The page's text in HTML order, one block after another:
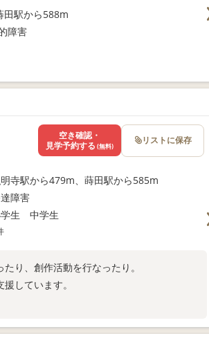
田駅から588m
障害
寺駅から479m、蒔田駅から585m
障害
生 中学生
り、創作活動を行なったり。
しています。
空き確認・
見学予約する (無料) リストに保存